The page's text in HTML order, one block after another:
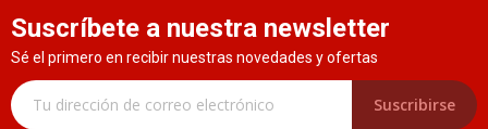
Suscríbete a nuestra newsletter
Sé el primero en recibir nuestras novedades y ofertas
Suscribirse